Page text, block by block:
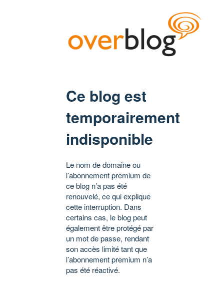
Ce blog est
temporairement
indisponible
Le nom de domaine ou
l’abonnement premium de
ce blog n’a pas été
renouvelé, ce qui explique
cette interruption. Dans
certains cas, le blog peut
également être protégé par
un mot de passe, rendant
son accès limité tant que
l’abonnement premium n’a
pas été réactivé.